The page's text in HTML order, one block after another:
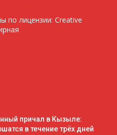
по лицензии: Creative
причал в Кызыле:
в течение трёх дней